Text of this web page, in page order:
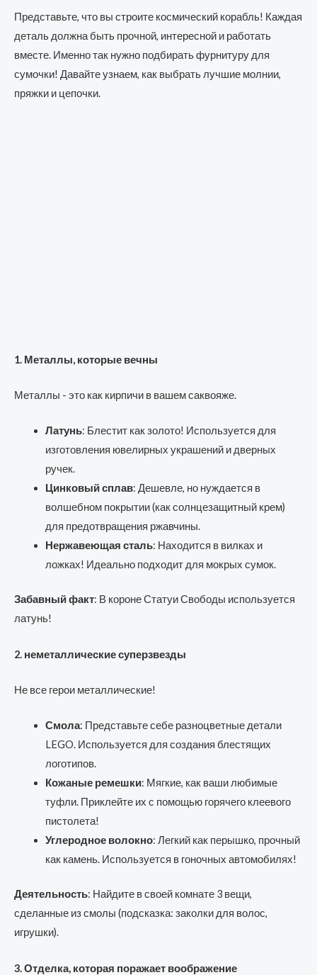
Представьте, что вы строите космический корабль! Каждая
деталь должна быть прочной, интересной и работать
вместе. Именно так нужно подбирать фурнитуру для
сумочки! Давайте узнаем, как выбрать лучшие молнии,
пряжки и цепочки.
1. Металлы, которые вечны
Металлы - это как кирпичи в вашем саквояже.
Латунь: Блестит как золото! Используется для
изготовления ювелирных украшений и дверных
ручек.
Цинковый сплав: Дешевле, но нуждается в
волшебном покрытии (как солнцезащитный крем)
для предотвращения ржавчины.
Нержавеющая сталь: Находится в вилках и
ложках! Идеально подходит для мокрых сумок.
Забавный факт: В короне Статуи Свободы используется
латунь!
2. неметаллические суперзвезды
Не все герои металлические!
Смола: Представьте себе разноцветные детали
LEGO. Используется для создания блестящих
логотипов.
Кожаные ремешки: Мягкие, как ваши любимые
туфли. Приклейте их с помощью горячего клеевого
пистолета!
Углеродное волокно: Легкий как перышко, прочный
как камень. Используется в гоночных автомобилях!
Деятельность: Найдите в своей комнате 3 вещи,
сделанные из смолы (подсказка: заколки для волос,
игрушки).
3. Отделка, которая поражает воображение